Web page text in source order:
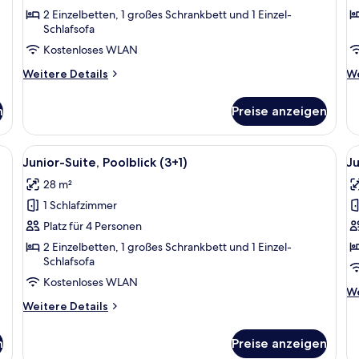
Poolblick
(2+1)
anzeigen
2 Einzelbetten, 1 großes Schrankbett und 1 Einzel-
Schlafsofa
Kostenloses WLAN
Weitere Details
Weitere
Suite,
Poolblick
(2+1)
Preise anzeigen
Sitzgelegenheiten im Freien und Gebäuden im Hintergrund.
Alle
Fotos
für
Junior-
Suite,
Poolblick
(3+1)
anzeigen
Ein Balkon mit Blick auf einen Pool,
13
Junior-Suite, Poolblick (3+1)
28 m²
1 Schlafzimmer
Platz für 4 Personen
2 Einzelbetten, 1 großes Schrankbett und 1 Einzel-
Schlafsofa
Kostenloses WLAN
Weitere Details
Weitere
Preise anzeigen